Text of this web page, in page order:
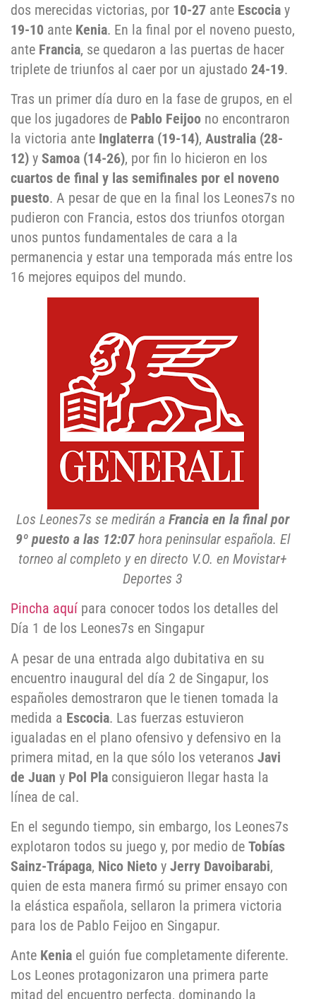
dos merecidas victorias, por 10-27 ante Escocia y
19-10 ante Kenia. En la final por el noveno puesto,
ante Francia, se quedaron a las puertas de hacer
triplete de triunfos al caer por un ajustado 24-19.
Tras un primer día duro en la fase de grupos, en el
que los jugadores de Pablo Feijoo no encontraron
la victoria ante Inglaterra (19-14), Australia (28-
12) y Samoa (14-26), por fin lo hicieron en los
cuartos de final y las semifinales por el noveno
puesto. A pesar de que en la final los Leones7s no
pudieron con Francia, estos dos triunfos otorgan
unos puntos fundamentales de cara a la
permanencia y estar una temporada más entre los
16 mejores equipos del mundo.
Los Leones7s se medirán a Francia en la final por
9º puesto a las 12:07hora peninsular española. El
torneo al completo y en directo V.O. en Movistar+
Deportes 3
Pincha aquí para conocer todos los detalles del
Día 1 de los Leones7s en Singapur
A pesar de una entrada algo dubitativa en su
encuentro inaugural del día 2 de Singapur, los
españoles demostraron que le tienen tomada la
medida a Escocia. Las fuerzas estuvieron
igualadas en el plano ofensivo y defensivo en la
primera mitad, en la que sólo los veteranos Javi
de Juan y Pol Pla consiguieron llegar hasta la
línea de cal.
En el segundo tiempo, sin embargo, los Leones7s
explotaron todos su juego y, por medio de Tobías
Sainz-Trápaga, Nico Nieto y Jerry Davoibarabi,
quien de esta manera firmó su primer ensayo con
la elástica española, sellaron la primera victoria
para los de Pablo Feijoo en Singapur.
Ante Kenia el guión fue completamente diferente.
Los Leones protagonizaron una primera parte
mitad del encuentro perfecta, dominando la